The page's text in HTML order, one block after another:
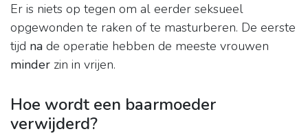
Er is niets op tegen om al eerder seksueel
opgewonden te raken of te masturberen. De eerste
tijd na de operatie hebben de meeste vrouwen
minder zin in vrijen.
Hoe wordt een baarmoeder
verwijderd?